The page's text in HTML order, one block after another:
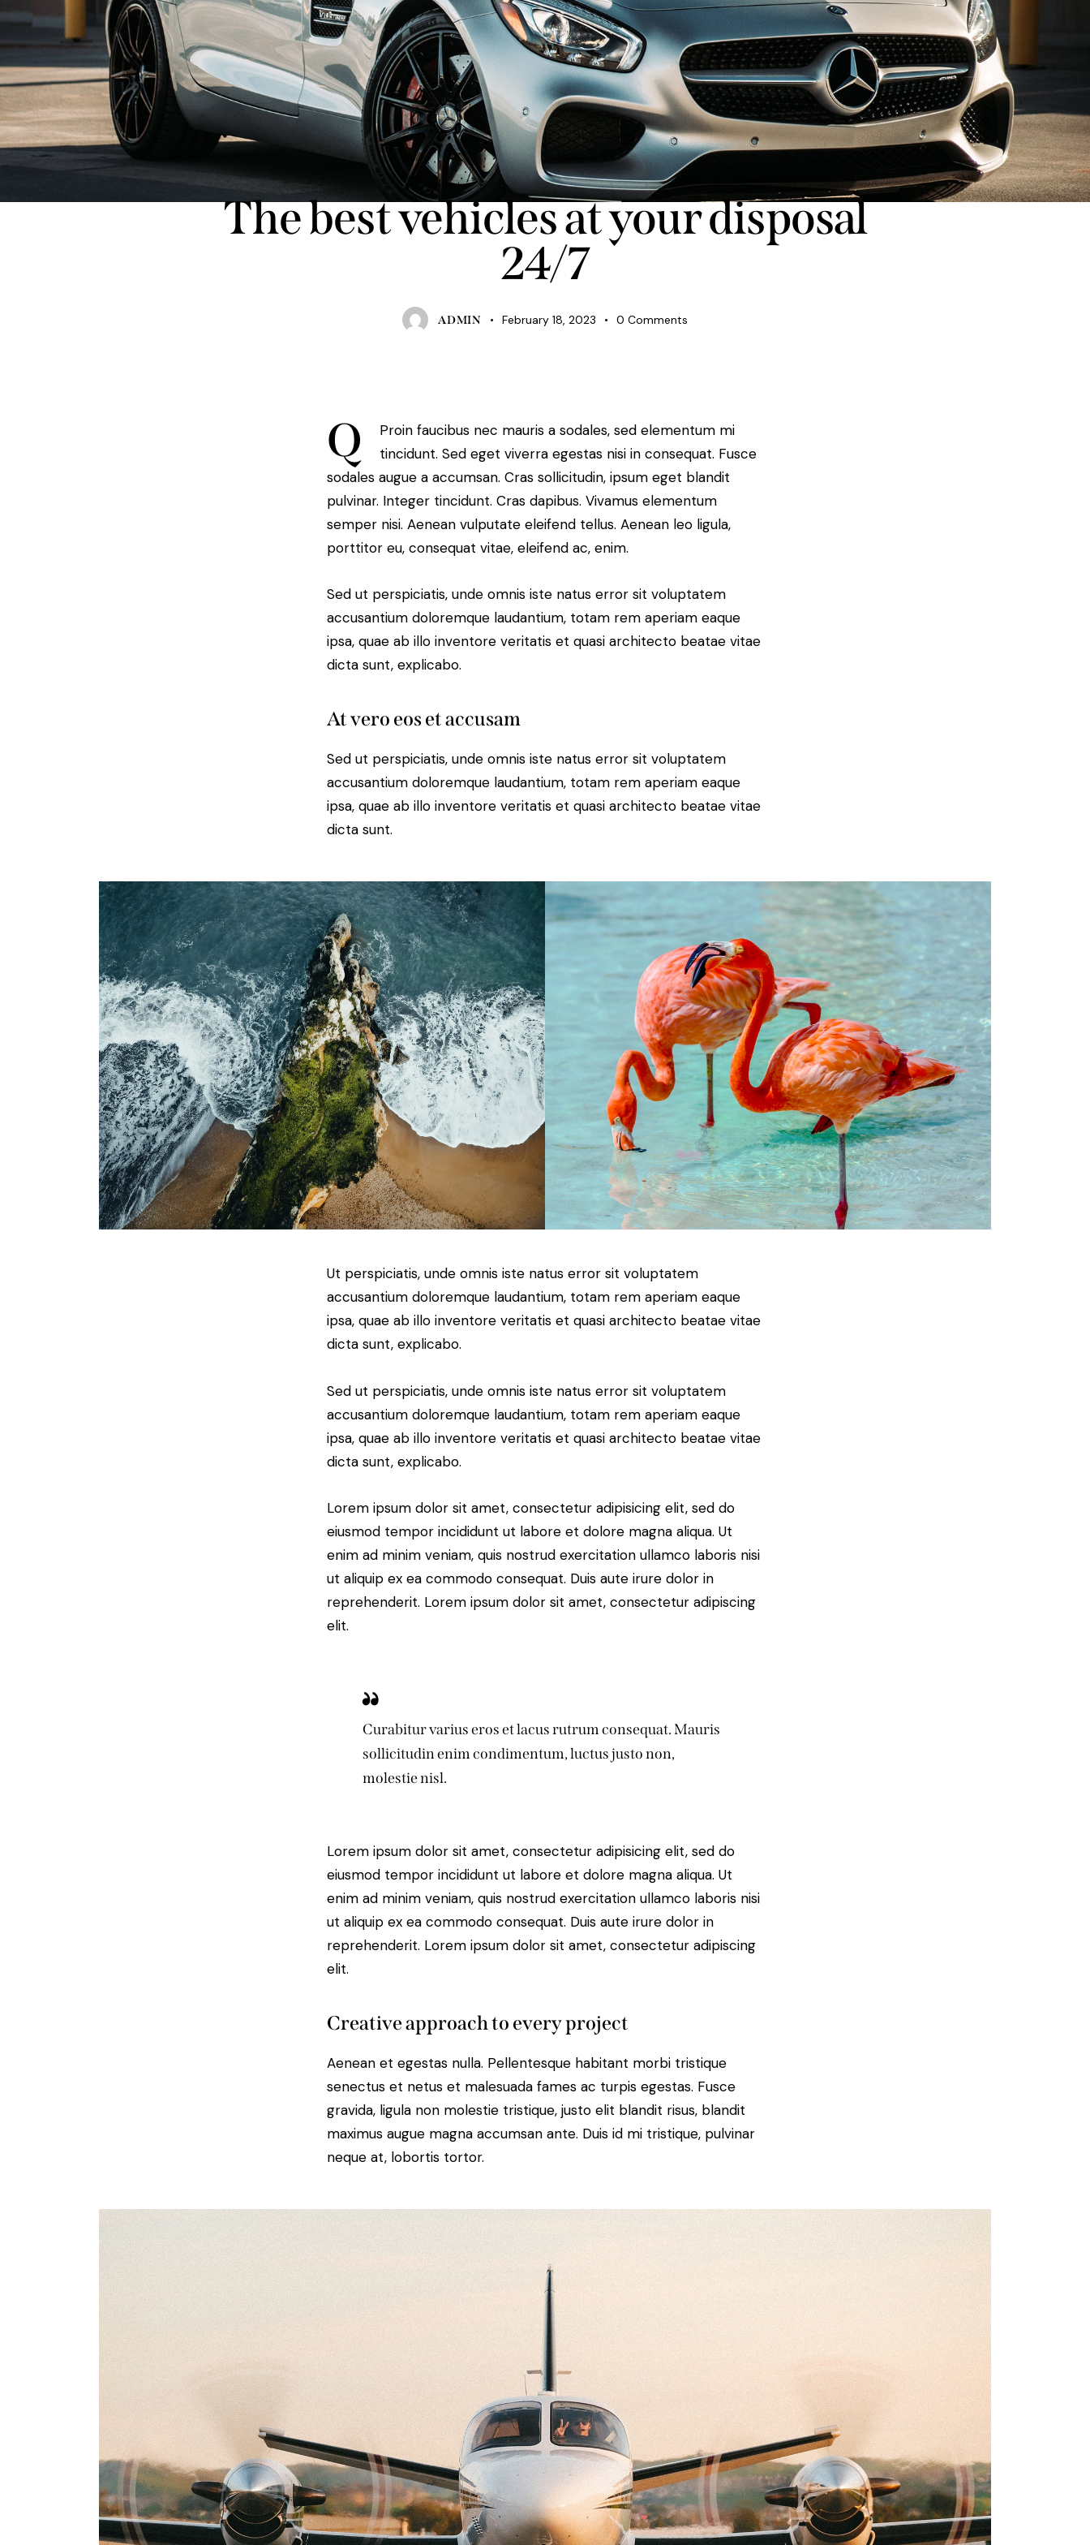
AGENCY
The best vehicles at your disposal
24/7
ADMIN February 18, 2023 0 Comments
Q
Proin faucibus nec mauris a sodales, sed elementum mi
tincidunt. Sed eget viverra egestas nisi in consequat. Fusce
sodales augue a accumsan. Cras sollicitudin, ipsum eget blandit
pulvinar. Integer tincidunt. Cras dapibus. Vivamus elementum
semper nisi. Aenean vulputate eleifend tellus. Aenean leo ligula,
porttitor eu, consequat vitae, eleifend ac, enim.
Sed ut perspiciatis, unde omnis iste natus error sit voluptatem
accusantium doloremque laudantium, totam rem aperiam eaque
ipsa, quae ab illo inventore veritatis et quasi architecto beatae vitae
dicta sunt, explicabo.
At vero eos et accusam
Sed ut perspiciatis, unde omnis iste natus error sit voluptatem
accusantium doloremque laudantium, totam rem aperiam eaque
ipsa, quae ab illo inventore veritatis et quasi architecto beatae vitae
dicta sunt.
Ut perspiciatis, unde omnis iste natus error sit voluptatem
accusantium doloremque laudantium, totam rem aperiam eaque
ipsa, quae ab illo inventore veritatis et quasi architecto beatae vitae
dicta sunt, explicabo.
Sed ut perspiciatis, unde omnis iste natus error sit voluptatem
accusantium doloremque laudantium, totam rem aperiam eaque
ipsa, quae ab illo inventore veritatis et quasi architecto beatae vitae
dicta sunt, explicabo.
Lorem ipsum dolor sit amet, consectetur adipisicing elit, sed do
eiusmod tempor incididunt ut labore et dolore magna aliqua. Ut
enim ad minim veniam, quis nostrud exercitation ullamco laboris nisi
ut aliquip ex ea commodo consequat. Duis aute irure dolor in
reprehenderit. Lorem ipsum dolor sit amet, consectetur adipiscing
elit.
Curabitur varius eros et lacus rutrum consequat. Mauris
sollicitudin enim condimentum, luctus justo non,
molestie nisl.
Lorem ipsum dolor sit amet, consectetur adipisicing elit, sed do
eiusmod tempor incididunt ut labore et dolore magna aliqua. Ut
enim ad minim veniam, quis nostrud exercitation ullamco laboris nisi
ut aliquip ex ea commodo consequat. Duis aute irure dolor in
reprehenderit. Lorem ipsum dolor sit amet, consectetur adipiscing
elit.
Creative approach to every project
Aenean et egestas nulla. Pellentesque habitant morbi tristique
senectus et netus et malesuada fames ac turpis egestas. Fusce
gravida, ligula non molestie tristique, justo elit blandit risus, blandit
maximus augue magna accumsan ante. Duis id mi tristique, pulvinar
neque at, lobortis tortor.